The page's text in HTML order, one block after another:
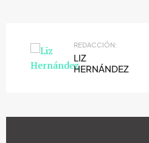
REDACCIÓN:
LIZ
HERNÁNDEZ